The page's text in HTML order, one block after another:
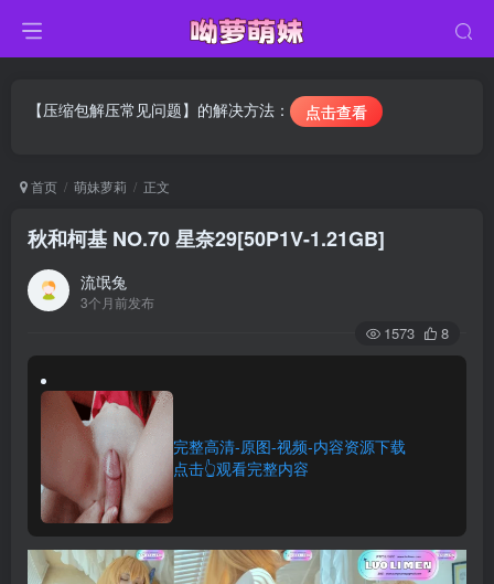
【压缩包解压常见问题】的解决方法： 点击查看
首页 萌妹萝莉 正文
秋和柯基 NO.70 星奈29[50P1V-1.21GB]
流氓兔
3个月前发布
1573 8
完整高清-原图-视频-内容资源下载
点击👆观看完整内容